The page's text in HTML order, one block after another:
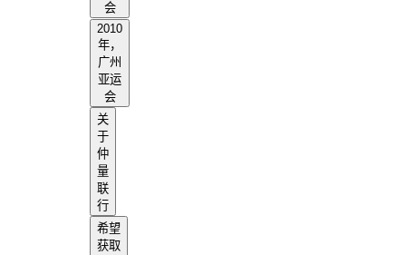
会
2010
年，
广州
亚运
会
关
于
仲
量
联
行
希望
获取